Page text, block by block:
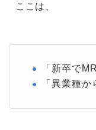
ここは、
「新卒で
「異業種